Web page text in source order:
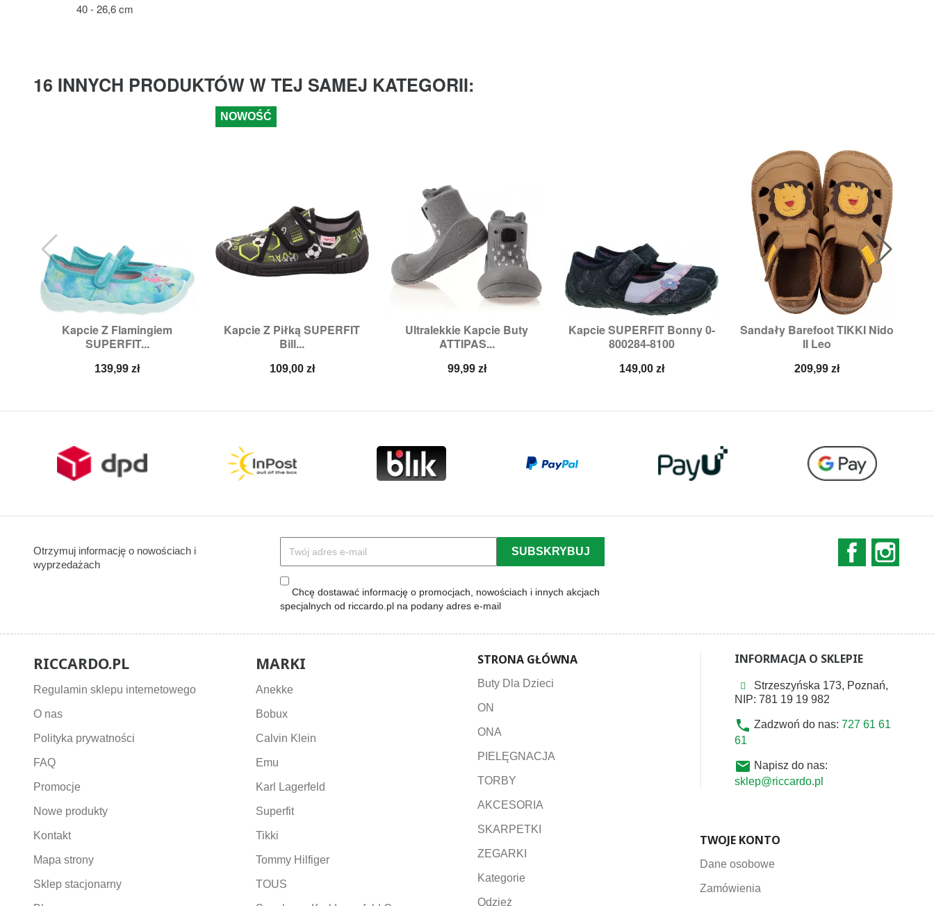
40 - 26,6 cm
16 INNYCH PRODUKTÓW W TEJ SAMEJ KATEGORII:
Kapcie Z Flamingiem
SUPERFIT...
Cena
139,99 zł
Szybki podgląd
Rozmiary:26,35
Kapcie Z Piłką SUPERFIT
Bill...
Cena
109,00 zł
 Szybki podgląd
27,28,
NOWOŚĆ
Ultralekkie Kapcie Buty
ATTIPAS...
Cena
99,99 zł
Szybki podgląd
Kapcie SUPERFIT Bonny 0-
800284-8100
Cena
149,00 zł
Szybki podgląd
Rozmiary:24,25
Sandały Barefoot TIKKI Nido
II Leo
Cena
209,99 zł
 Szybki podgląd
Rozmiary:22,
Otrzymuj informację o nowościach i
wyprzedażach
Chcę dostawać informację o promocjach, nowościach i innych akcjach
specjalnych od riccardo.pl na podany adres e-mail
Facebook
RICCARDO.PL
Regulamin sklepu internetowego
O nas
Polityka prywatności
FAQ
Promocje
Nowe produkty
Kontakt
Mapa strony
Sklep stacjonarny
MARKI
Anekke
Bobux
Calvin Klein
Emu
Karl Lagerfeld
Superfit
Tikki
Tommy Hilfiger
TOUS
STRONA GŁÓWNA
Buty Dla Dzieci
ON
ONA
PIELĘGNACJA
TORBY
AKCESORIA
SKARPETKI
ZEGARKI
Kategorie
Odzież
INFORMACJA O SKLEPIE
Strzeszyńska 173, Poznań,
NIP: 781 19 19 982
phone Zadzwoń do nas: 727 61 61
61
email Napisz do nas:
sklep@riccardo.pl
TWOJE KONTO
Dane osobowe
Zamówienia